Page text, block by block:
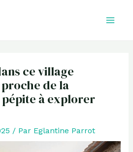
ce village
de la
à explorer
/ Par Eglantine Parrot